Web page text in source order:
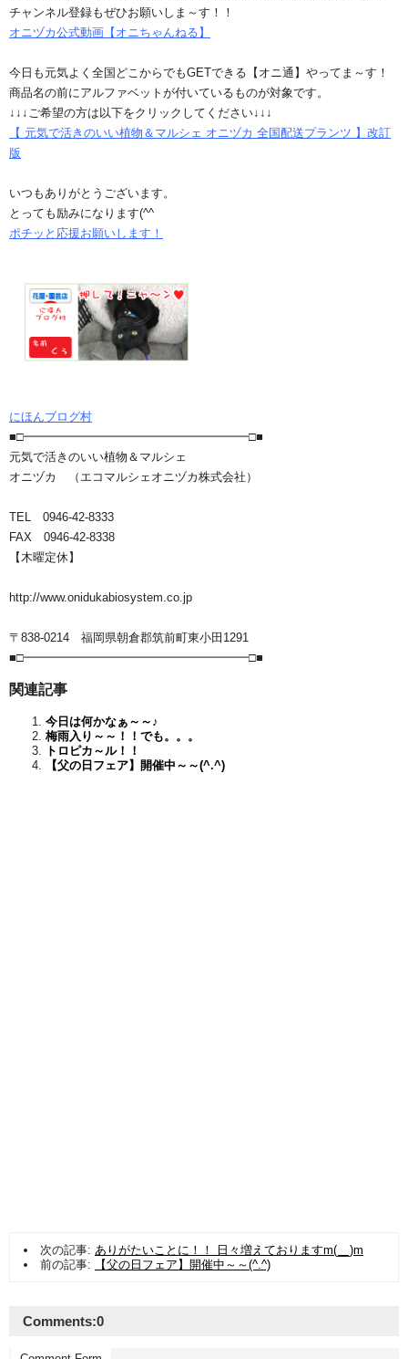
チャンネル登録もぜひお願いしま～す！！
オニヅカ公式動画【オニちゃんねる】
今日も元気よく全国どこからでもGETできる【オニ通】やってま～す！
商品名の前にアルファベットが付いているものが対象です。
↓↓↓ご希望の方は以下をクリックしてください↓↓↓
【 元気で活きのいい植物＆マルシェ オニヅカ 全国配送プランツ 】改訂
版
いつもありがとうございます。
とっても励みになります(^^ゞ
ポチッと応援お願いします！
にほんブログ村
■□━━━━━━━━━━━━━━━━━━━□■
元気で活きのいい植物＆マルシェ
オニヅカ （エコマルシェオニヅカ株式会社）
TEL 0946-42-8333
FAX 0946-42-8338
【木曜定休】
http://www.onidukabiosystem.co.jp
〒838-0214 福岡県朝倉郡筑前町東小田1291
■□━━━━━━━━━━━━━━━━━━━□■
関連記事
今日は何かなぁ～～♪
梅雨入り～～！！でも。。。
トロピカ～ル！！
【父の日フェア】開催中～～(^.^)
次の記事: ありがたいことに！！ 日々増えておりますm(__)m
前の記事:
【父の日フェア】開催中～～(^.^)
Comments:0